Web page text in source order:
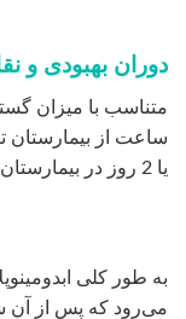
دوران بهبودی و
متناسب با میزان
یا 2 روز در بیمارستان بستری شوید.
به طور کلی
می‌رود که پس از آن